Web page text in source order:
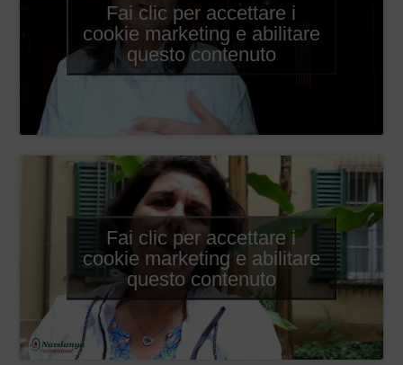
Fai clic per accettare i
cookie marketing e abilitare
questo contenuto
Fai clic per accettare i
cookie marketing e abilitare
questo contenuto